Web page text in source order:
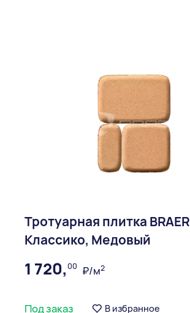
Тротуарная плитка BRAER
Классико, Медовый
1 720,00 ₽/м2
Под заказ В избранное